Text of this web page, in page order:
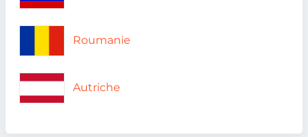
Roumanie
Autriche